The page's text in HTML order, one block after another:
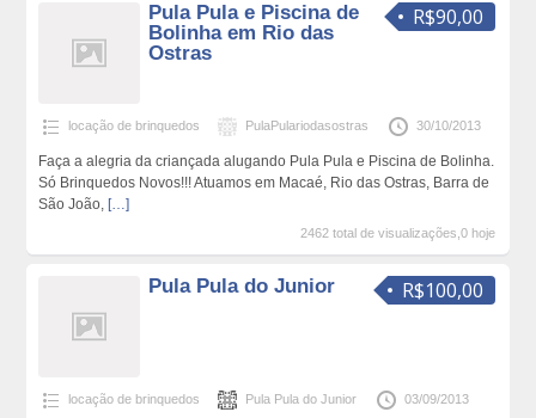
R$90,00
Pula Pula e Piscina de
Bolinha em Rio das
Ostras
locação de brinquedos PulaPulariodasostras 30/10/2013
Faça a alegria da criançada alugando Pula Pula e Piscina de Bolinha.
Só Brinquedos Novos!!! Atuamos em Macaé, Rio das Ostras, Barra de
São João, […]
2462 total de visualizações,0 hoje
R$100,00
Pula Pula do Junior
locação de brinquedos Pula Pula do Junior 03/09/2013